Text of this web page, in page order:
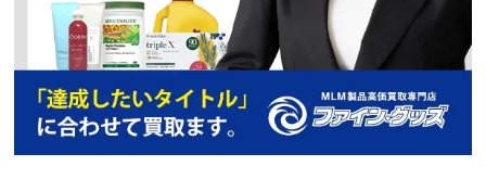
買取価格 優遇査定中